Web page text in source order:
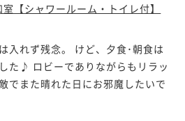
【シャワールーム・トイレ付】
入れず残念。 けど、夕食･朝食は
た♪ ロビーでありながらもリラッ
でまた晴れた日にお邪魔したいで